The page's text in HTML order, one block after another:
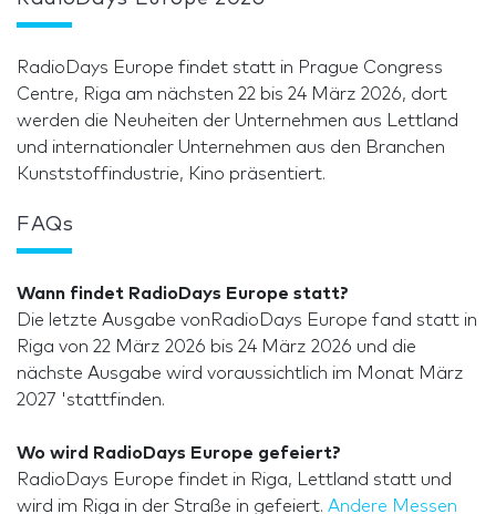
RadioDays Europe findet statt in Prague Congress
Centre, Riga am nächsten 22 bis 24 März 2026, dort
werden die Neuheiten der Unternehmen aus Lettland
und internationaler Unternehmen aus den Branchen
Kunststoffindustrie, Kino präsentiert.
FAQs
Wann findet RadioDays Europe statt?
Die letzte Ausgabe vonRadioDays Europe fand statt in
Riga von 22 März 2026 bis 24 März 2026 und die
nächste Ausgabe wird voraussichtlich im Monat März
2027 'stattfinden.
Wo wird RadioDays Europe gefeiert?
RadioDays Europe findet in Riga, Lettland statt und
wird im Riga in der Straße in gefeiert. Andere Messen